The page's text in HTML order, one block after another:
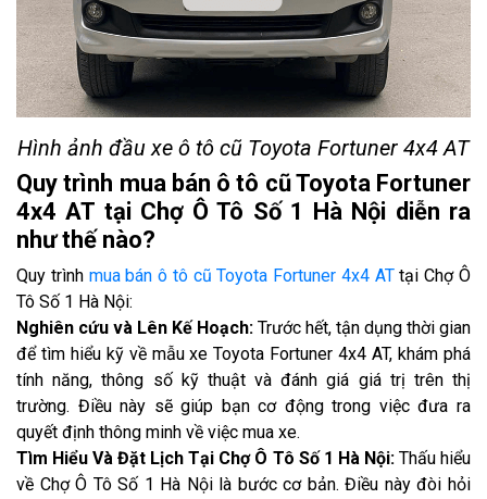
Hình ảnh đầu xe ô tô cũ Toyota Fortuner 4x4 AT
Quy trình mua bán ô tô cũ Toyota Fortuner
4x4 AT tại Chợ Ô Tô Số 1 Hà Nội diễn ra
như thế nào?
Quy trình mua bán ô tô cũ Toyota Fortuner 4x4 ATtại Chợ Ô
Tô Số 1 Hà Nội:
Nghiên cứu và Lên Kế Hoạch: Trước hết, tận dụng thời gian
để tìm hiểu kỹ về mẫu xe Toyota Fortuner 4x4 AT, khám phá
tính năng, thông số kỹ thuật và đánh giá giá trị trên thị
trường. Điều này sẽ giúp bạn cơ động trong việc đưa ra
quyết định thông minh về việc mua xe.
Tìm Hiểu Và Đặt Lịch Tại Chợ Ô Tô Số 1 Hà Nội:Thấu hiểu
về Chợ Ô Tô Số 1 Hà Nội là bước cơ bản. Điều này đòi hỏi